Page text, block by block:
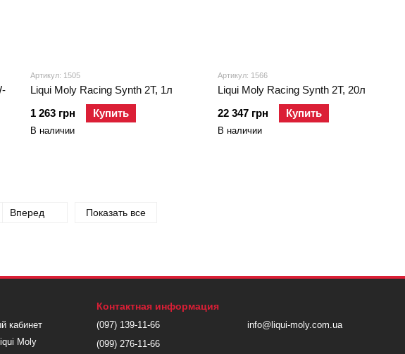
Артикул: 1505
Liqui Moly Racing Synth 2T, 1л
1 263 грн
Купить
В наличии
Артикул: 1566
Liqui Moly Racing Synth 2T, 20л
22 347 грн
Купить
В наличии
Вперед Показать все
кабинет
Moly
Контактная информация
(097) 139-11-66
(099) 276-11-66
info@liqui-moly.com.ua